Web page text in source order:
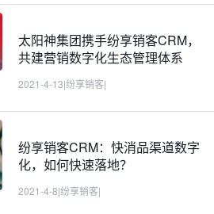
太阳神集团携手纷享销客CRM，
共建营销数字化生态管理体系
2021-4-13|纷享销客|
纷享销客CRM：快消品渠道数字
化，如何快速落地？
2021-4-8|纷享销客|